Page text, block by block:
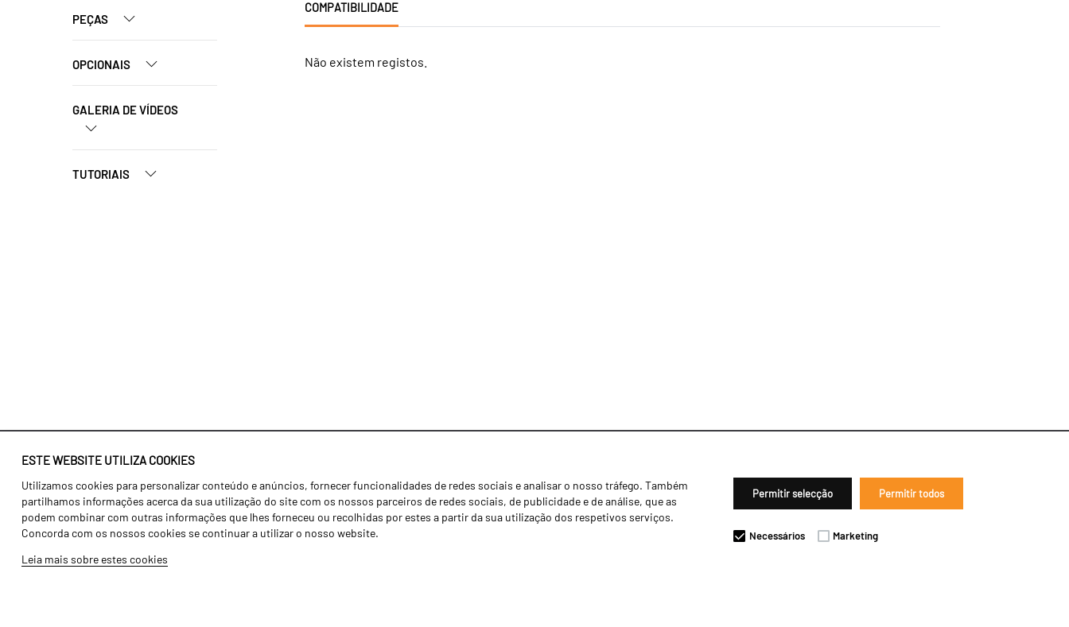
ESTE WEBSITE UTILIZA COOKIES
Utilizamos cookies para personalizar conteúdo e anúncios, fornecer funcionalidades de redes sociais e analisar o nosso tráfego. Também
partilhamos informações acerca da sua utilização do site com os nossos parceiros de redes sociais, de publicidade e de análise, que as
podem combinar com outras informações que lhes forneceu ou recolhidas por estes a partir da sua utilização dos respetivos serviços.
Concorda com os nossos cookies se continuar a utilizar o nosso website.
Leia mais sobre estes cookies
Permitir selecção Permitir todos
Necessários Marketing
PEÇAS
OPCIONAIS
GALERIA DE VÍDEOS
TUTORIAIS
COMPATIBILIDADE
Não existem registos.
Identidade
História
Fábrica / Produção
Recursos Humanos
Agricultura
Transportes
Gama Floresta
Notícias
Concessionários